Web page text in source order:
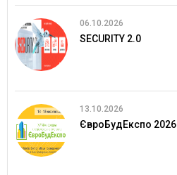
06.10.2026
SECURITY 2.0
13.10.2026
ЄвроБудЕкспо 2026